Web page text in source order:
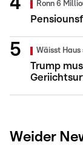
Ronn 6
Wäisst
Trump
Weider